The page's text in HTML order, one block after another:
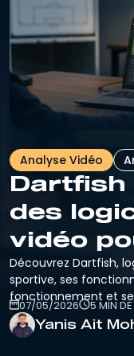
Analyse Vidéo
Dartfish
des
vidéo
Découvrez Dartfish,
sportive, ses
fonctionnement et
07/05/2026 5 MIN DE
Yanis Ait